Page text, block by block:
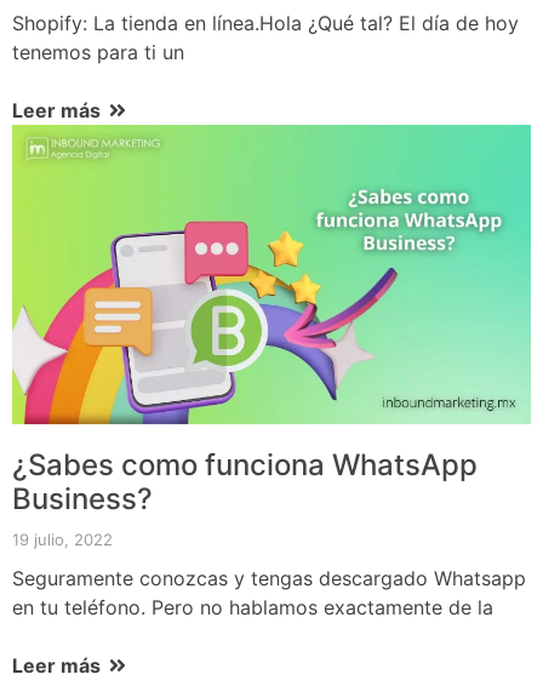
Shopify: La tienda en línea.Hola ¿Qué tal? El día de hoy
tenemos para ti un
Leer más
¿Sabes como funciona WhatsApp
Business?
19 julio, 2022
Seguramente conozcas y tengas descargado Whatsapp
en tu teléfono. Pero no hablamos exactamente de la
Leer más